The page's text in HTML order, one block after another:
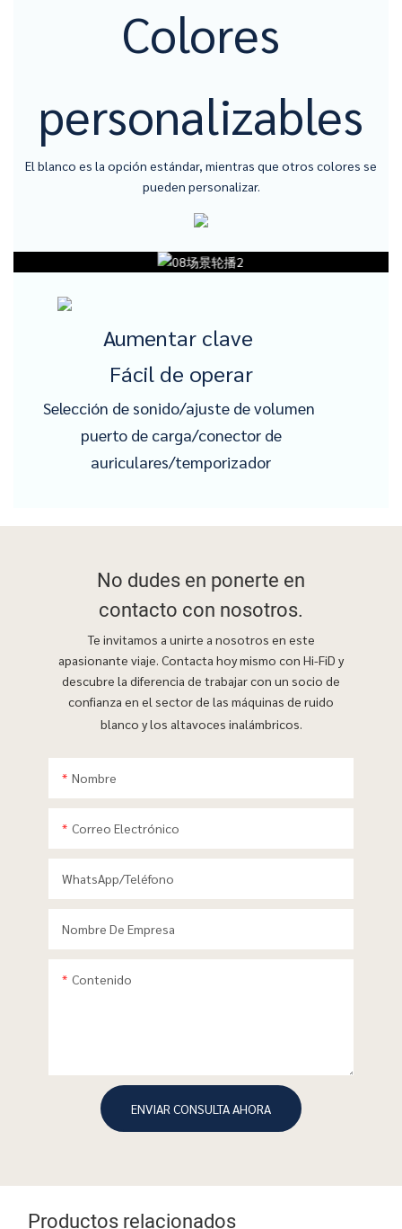
Colores
personalizables
El blanco es la opción estándar, mientras que otros colores se
pueden personalizar.
Aumentar clave
Fácil de operar
Selección de sonido/ajuste de volumen
puerto de carga/conector de
auriculares/temporizador
No dudes en ponerte en
contacto con nosotros.
Te invitamos a unirte a nosotros en este
apasionante viaje. Contacta hoy mismo con Hi-FiD y
descubre la diferencia de trabajar con un socio de
confianza en el sector de las máquinas de ruido
blanco y los altavoces inalámbricos.
Nombre
Correo Electrónico
WhatsApp/teléfono
Nombre De Empresa
Contenido
ENVIAR CONSULTA AHORA
Productos relacionados